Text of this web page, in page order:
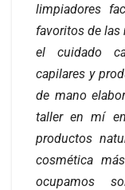
limpiadores
favoritos de las
el cuidado
capilares y
de mano
taller en mí
productos
cosmética
ocupamos